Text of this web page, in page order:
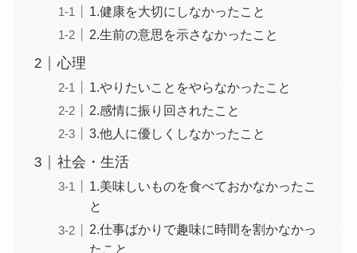
1.健康を大切にしなかったこと
2.生前の意思を示さなかったこと
心理
1.やりたいことをやらなかったこと
2.感情に振り回されたこと
3.他人に優しくしなかったこと
社会・生活
1.美味しいものを食べておかなかったこ
と
2.仕事ばかりで趣味に時間を割かなかっ
たこと